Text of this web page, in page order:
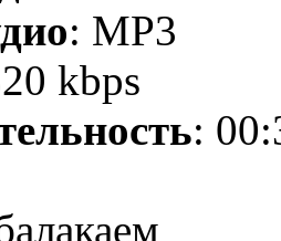
: MP3
kbps
: